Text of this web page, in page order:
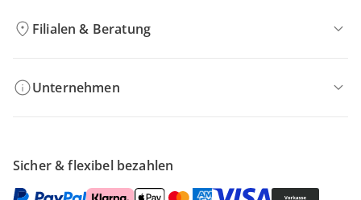
Filialen & Beratung
Unternehmen
Sicher & flexibel bezahlen